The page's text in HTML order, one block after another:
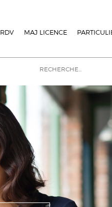
RDV MAJ LICENCE